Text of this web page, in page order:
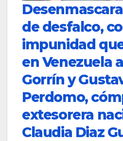
de desfalco,
impunidad
en Venezuela
Gorrín y
Perdomo,
extesorera
Claudia Diaz